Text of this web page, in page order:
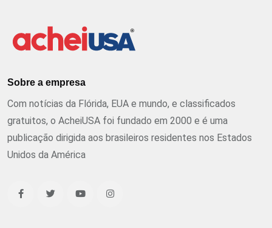
Sobre a empresa
Com notícias da Flórida, EUA e mundo, e classificados
gratuitos, o AcheiUSA foi fundado em 2000 e é uma
publicação dirigida aos brasileiros residentes nos Estados
Unidos da América